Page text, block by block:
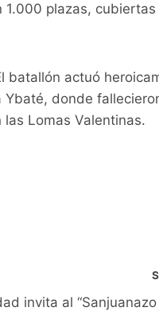
plazas, cubiertas
batallón actuó
donde
Lomas Valentinas.
invita al